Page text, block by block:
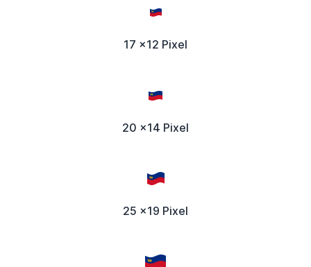
17 x12 Pixel
20 x14 Pixel
25 x19 Pixel